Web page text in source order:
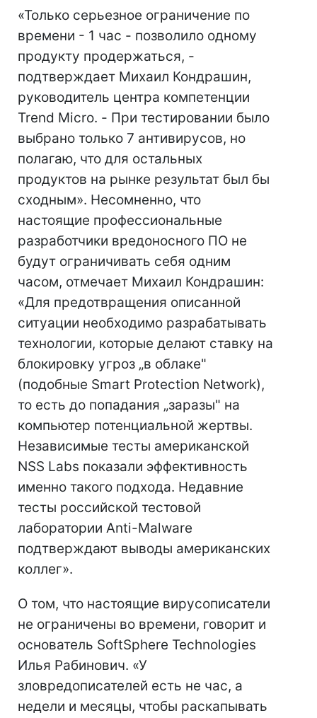
«Только серьезное ограничение по
времени - 1 час - позволило одному
продукту продержаться, -
подтверждает Михаил Кондрашин,
руководитель центра компетенции
Trend Micro. - При тестировании было
выбрано только 7 антивирусов, но
полагаю, что для остальных
продуктов на рынке результат был бы
сходным». Несомненно, что
настоящие профессиональные
разработчики вредоносного ПО не
будут ограничивать себя одним
часом, отмечает Михаил Кондрашин:
«Для предотвращения описанной
ситуации необходимо разрабатывать
технологии, которые делают ставку на
блокировку угроз „в облаке"
(подобные Smart Protection Network),
то есть до попадания „заразы" на
компьютер потенциальной жертвы.
Независимые тесты американской
NSS Labs показали эффективность
именно такого подхода. Недавние
тесты российской тестовой
лаборатории Anti-Malware
подтверждают выводы американских
коллег».
О том, что настоящие вирусописатели
не ограничены во времени, говорит и
основатель SoftSphere Technologies
Илья Рабинович. «У
зловредописателей есть не час, а
недели и месяцы, чтобы раскапывать